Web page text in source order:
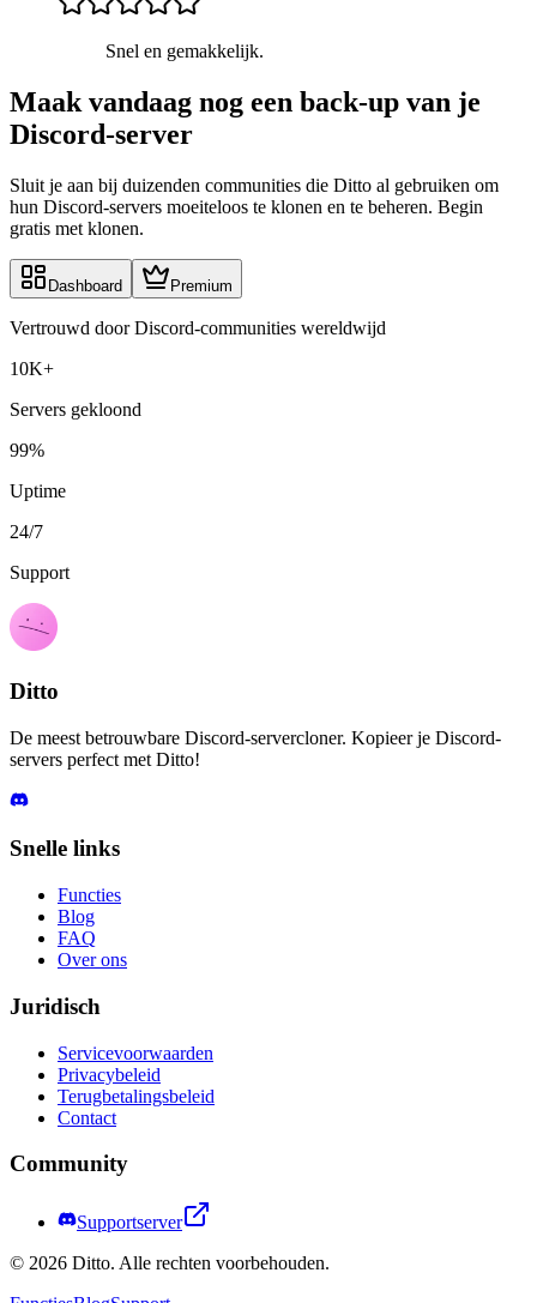
Snel en gemakkelijk.
Maak vandaag nog een back-up van je
Discord-server
Sluit je aan bij duizenden communities die Ditto al gebruiken om
hun Discord-servers moeiteloos te klonen en te beheren. Begin
gratis met klonen.
Dashboard Premium
Vertrouwd door Discord-communities wereldwijd
10K+
Servers gekloond
99%
Uptime
24/7
Support
Ditto
De meest betrouwbare Discord-servercloner. Kopieer je Discord-
servers perfect met Ditto!
Snelle links
Functies
Blog
FAQ
Over ons
Juridisch
Servicevoorwaarden
Privacybeleid
Terugbetalingsbeleid
Contact
Community
Supportserver
© 2026 Ditto. Alle rechten voorbehouden.